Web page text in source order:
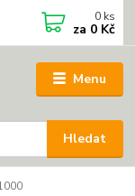
Menu
Hledat
0 ks
za 0 Kč